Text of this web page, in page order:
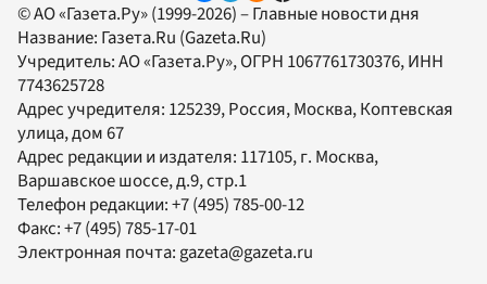
© АО «Газета.Ру» (1999-2026) – Главные новости дня
Название: Газета.Ru (Gazeta.Ru)
Учредитель:АО «Газета.Ру», ОГРН 1067761730376, ИНН
7743625728
Адрес учредителя: 125239, Россия, Москва, Коптевская
улица, дом 67
Адрес редакции и издателя: 117105, г. Москва,
Варшавское шоссе, д.9, стр.1
Телефон редакции:+7 (495) 785-00-12
Факс:+7 (495) 785-17-01
Электронная почта:gazeta@gazeta.ru